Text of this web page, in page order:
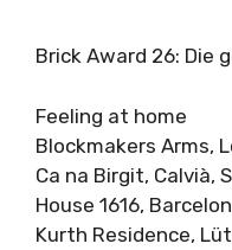
Brick Award 26: Die
Feeling at home
Blockmakers Arms,
Ca na Birgit, Calvià,
House 1616,
Kurth Residence,